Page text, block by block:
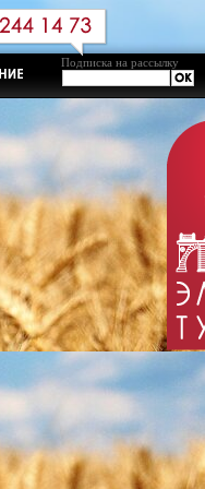
Подписка на рассылку